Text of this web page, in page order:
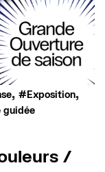
, Exposition,
guidée
/